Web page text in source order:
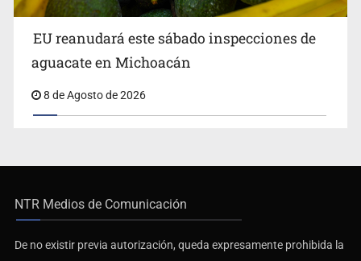
EU reanudará este sábado inspecciones de
aguacate en Michoacán
8 de Agosto de 2026
NTR Medios de Comunicación
De no existir previa autorización, queda expresamente prohibida la